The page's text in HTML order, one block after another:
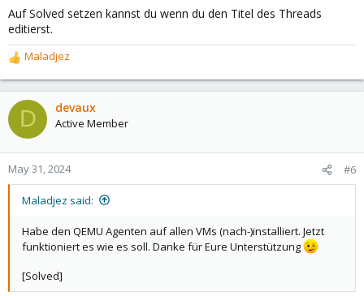
Auf Solved setzen kannst du wenn du den Titel des Threads
editierst.
R
e
a
c
t
o
n
Maladjez
D devaux
Active Member
May 31, 2024 #6
Maladjez said:
Habe den QEMU Agenten auf allen VMs (nach-)installiert. Jetzt
funktioniert es wie es soll. Danke für Eure Unterstützung
[Solved]